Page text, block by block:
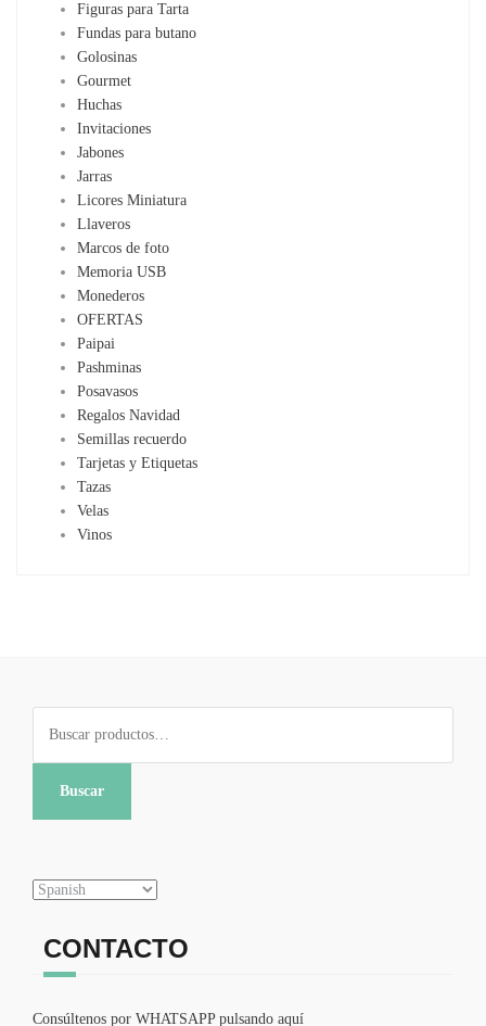
Figuras para Tarta
Fundas para butano
Golosinas
Gourmet
Huchas
Invitaciones
Jabones
Jarras
Licores Miniatura
Llaveros
Marcos de foto
Memoria USB
Monederos
OFERTAS
Paipai
Pashminas
Posavasos
Regalos Navidad
Semillas recuerdo
Tarjetas y Etiquetas
Tazas
Velas
Vinos
por:
Buscar
CONTACTO
Consúltenos por WHATSAPP pulsando aquí